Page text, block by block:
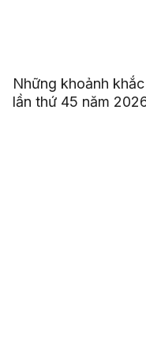
Những khoảnh
lần thứ 45 năm